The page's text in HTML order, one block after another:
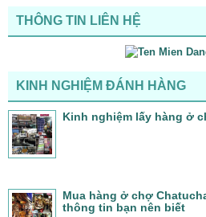
THÔNG TIN LIÊN HỆ
KINH NGHIỆM ĐÁNH HÀNG
Kinh nghiệm lấy hàng ở
Mua hàng ở chợ
thông tin bạn nên biết